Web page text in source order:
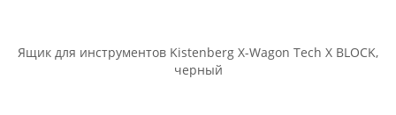
Ящик для инструментов Kistenberg X-Wagon Tech X BLOCK,
черный